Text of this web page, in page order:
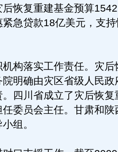
恢复重建基金预算
急贷款18亿美元，支
落实工作责任。灾后
明确由灾区省级人民政
四川省成立了灾后恢
委员会主任。甘肃和陕
组。